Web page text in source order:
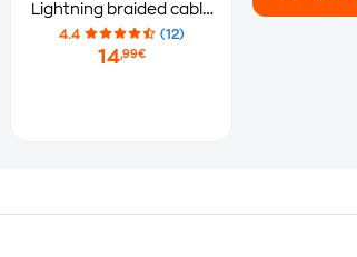
Lightning braided cable
Lightning σε USB-A
1.5m - Black
4.4 (12)
14,99€